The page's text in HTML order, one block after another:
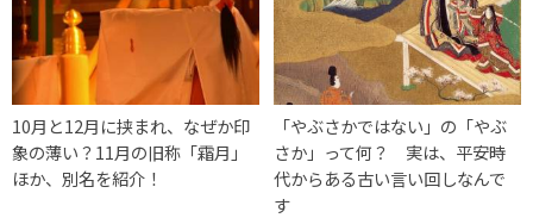
10月と12月に挟まれ、なぜか印
象の薄い？11月の旧称「霜月」
ほか、別名を紹介！
「やぶさかではない」の「やぶ
さか」って何？ 実は、平安時
代からある古い言い回しなんで
す